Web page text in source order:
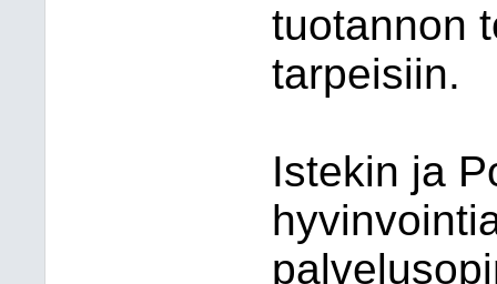
tuotannon
tarpeisiin.
Istekin ja